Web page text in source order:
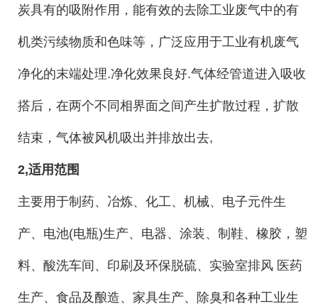
炭具有的吸附作用，能有效的去除工业废气中的有
机类污续物质和色味等，广泛应用于工业有机废气
净化的末端处理.净化效果良好.气体经管道进入吸收
搭后，在两个不同相界面之间产生扩散过程，扩散
结束，气体被风机吸出并排放出去,
2,适用范围
主要用于制药、冶炼、化工、机械、电子元件生
产、电池(电瓶)生产、电器、涂装、制鞋、橡胶，塑
料、酸洗车间、印刷及环保脱硫、实验室排风 医药
生产、食品及酿造、家具生产、除臭和各种工业生